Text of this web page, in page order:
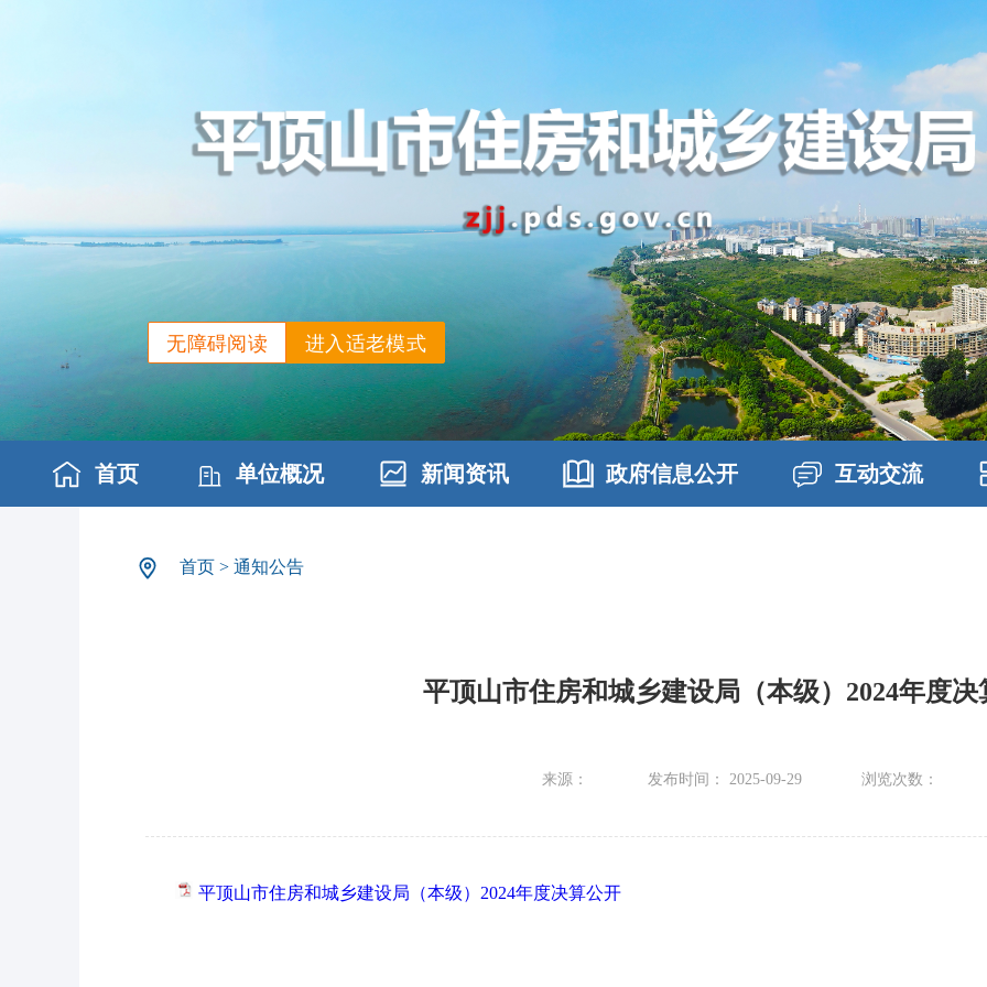
进入适老模式
无障碍阅读
首页 单位概况 新闻资讯 政府信息公开 互动交流
首页 > 通知公告
平顶山市住房和城乡建设局（本级）2024年度决
来源： 发布时间： 2025-09-29 浏览次数：
平顶山市住房和城乡建设局（本级）2024年度决算公开